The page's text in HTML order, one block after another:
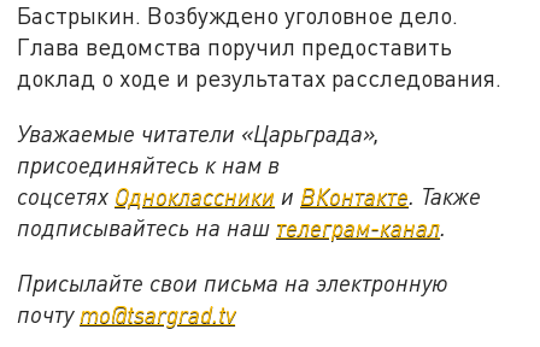
Бастрыкин. Возбуждено уголовное дело.
Глава ведомства поручил предоставить
доклад о ходе и результатах расследования.
Уважаемые читатели «Царьграда»,
присоединяйтесь к нам в
соцсетях Одноклассники и ВКонтакте. Также
подписывайтесь на наш телеграм-канал.
Присылайте свои письма на электронную
почту mo@tsargrad.tv